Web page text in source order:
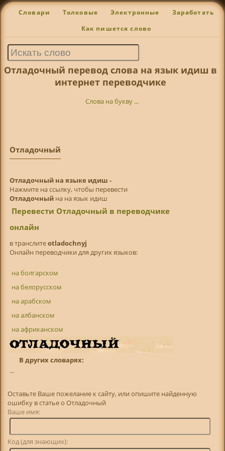
Словари Толковые Электронные Заработать
Как пишется слово
Отладочный перевод слова на язык идиш в
интернет переводчике
Слова на букву ...
Отладочный
Отладочный на языке идиш -
Нажмите на ссылку, чтобы перевести
Отладочныйна на язык идиш
Перевести Отладочный в переводчике
онлайн
в транслитeotladochnyj
Онлайн переводчики для других языков:
на болгарском
на белорусском
на арабском
на албанском
на африканском
В других словарях:
...
Оставьте Ваше пожелание к сайту, или опишите найденную
ошибку в статье о Отладочный
Ваше имя:
Код (для знающих):